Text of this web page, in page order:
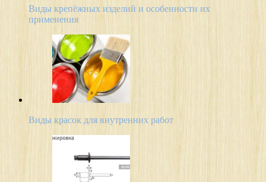
Виды крепёжных изделий и особенности их
применения
Виды красок для внутренних работ